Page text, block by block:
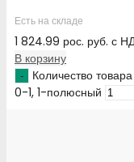
Есть на складе
1 824.99 рос. руб. с
В корзину
Количество
0-1, 1-полюсный